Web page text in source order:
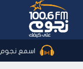
اسمع نجوم